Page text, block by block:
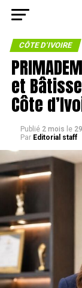
CÔTE D'IVOIRE
et
Côte
Publié 2 mois le
Par Editorial staff